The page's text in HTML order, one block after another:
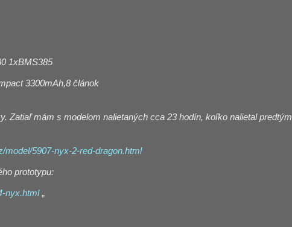
1xBMS385
3300mAh,8 článok
Zatiaľ mám s modelom nalietaných cca 23 hodín, koľko nalietal predtým
model/5907-nyx-2-red-dragon.html
prototypu:
nyx.html „